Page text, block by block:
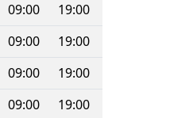
09:00
19:00
09:00
19:00
09:00
19:00
09:00
19:00